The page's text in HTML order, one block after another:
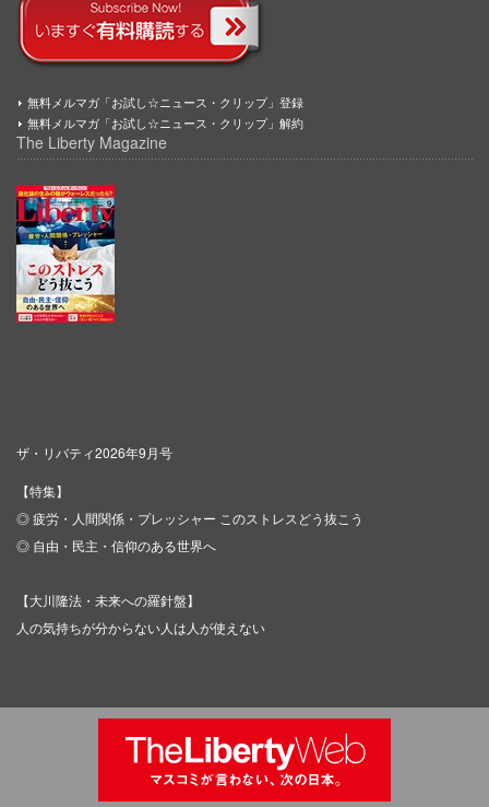
無料メルマガ「お試し☆ニュース・クリップ」登録
無料メルマガ「お試し☆ニュース・クリップ」解約
The Liberty Magazine
ザ・リバティ2026年9月号
【特集】
◎ 疲労・人間関係・プレッシャー このストレスどう抜こう
◎ 自由・民主・信仰のある世界へ
【大川隆法・未来への羅針盤】
人の気持ちが分からない人は人が使えない